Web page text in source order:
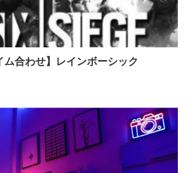
ム合わせ】レインボーシック